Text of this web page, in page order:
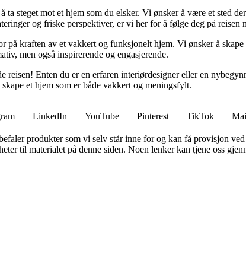
ta steget mot et hjem som du elsker. Vi ønsker å være et sted
og friske perspektiver, er vi her for å følge deg på reisen
på kraften av et vakkert og funksjonelt hjem. Vi ønsker å
men også inspirerende og engasjerende.
reisen! Enten du er en erfaren interiørdesigner eller en
et hjem som er både vakkert og meningsfylt.
LinkedIn YouTube Pinterest TikTok
produkter som vi selv står inne for og kan få provisjon
til materialet på denne siden. Noen lenker kan tjene oss